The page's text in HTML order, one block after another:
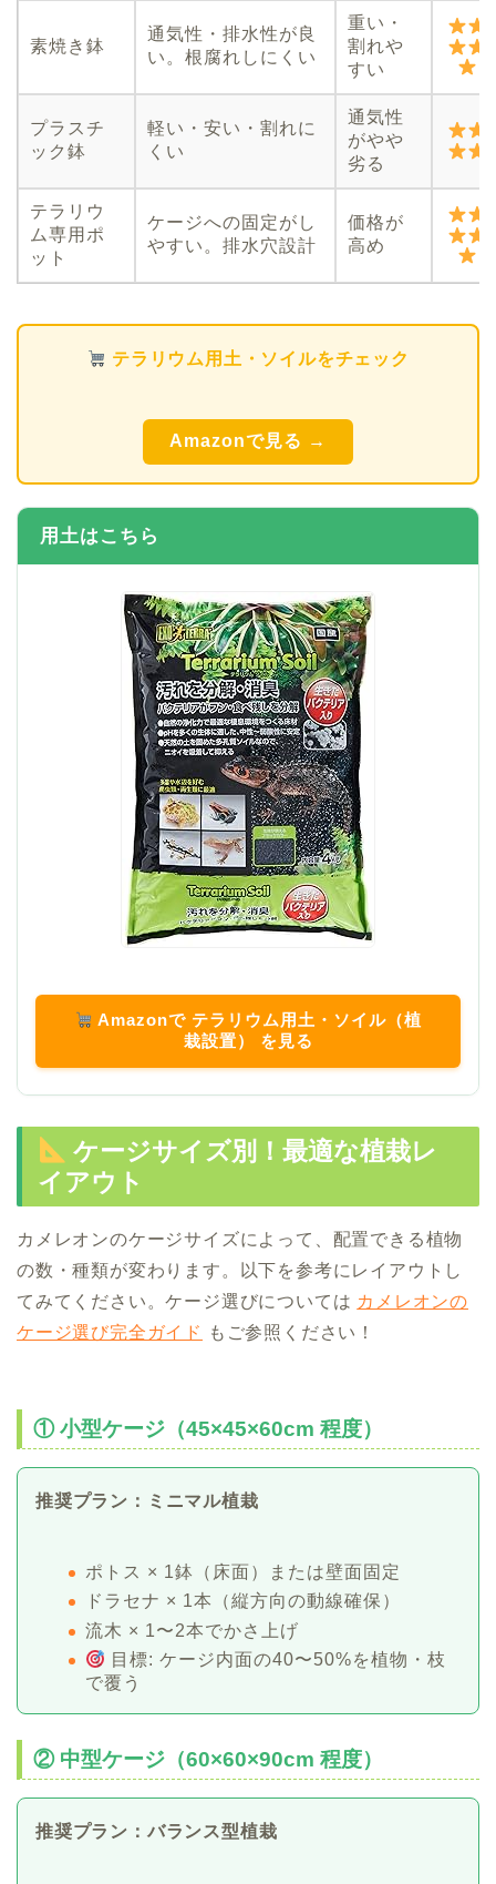
素焼き鉢
通気性・排水性が良
い。根腐れしにくい
重い・
割れや
すい
プラスチ
ック鉢
軽い・安い・割れに
くい
通気性
がやや
劣る
テラリウ
ム専用ポ
ット
ケージへの固定がし
やすい。排水穴設計
価格が
高め
テラリウム用土・ソイルをチェック
Amazonで見る →
用土はこちら
Amazonで テラリウム用土・ソイル（植
栽設置） を見る
ケージサイズ別！最適な植栽レ
イアウト
カメレオンのケージサイズによって、配置できる植物
の数・種類が変わります。以下を参考にレイアウトし
てみてください。ケージ選びについては カメレオンの
ケージ選び完全ガイド
もご参照ください！
① 小型ケージ（45×45×60cm 程度）
推奨プラン：ミニマル植栽
ポトス × 1鉢（床面）または壁面固定
ドラセナ × 1本（縦方向の動線確保）
流木 × 1〜2本でかさ上げ
目標: ケージ内面の40〜50%を植物・枝
で覆う
② 中型ケージ（60×60×90cm 程度）
推奨プラン：バランス型植栽